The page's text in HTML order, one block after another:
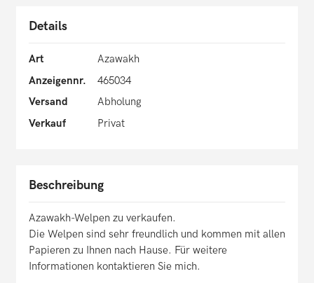
Details
Art
Azawakh
Anzeigennr.
465034
Versand
Abholung
Verkauf
Privat
Beschreibung
Azawakh-Welpen zu verkaufen.
Die Welpen sind sehr freundlich und kommen mit allen
Papieren zu Ihnen nach Hause. Für weitere
Informationen kontaktieren Sie mich.